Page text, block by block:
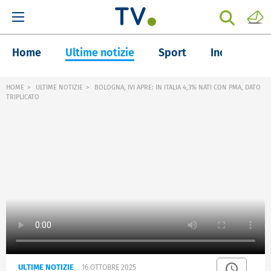
Home Ultime notizie Sport Inchieste
HOME ULTIME NOTIZIE
BOLOGNA, IVI APRE: IN ITALIA 4,3% NATI CON PMA, DATO
TRIPLICATO
ULTIME NOTIZIE 16 OTTOBRE 2025